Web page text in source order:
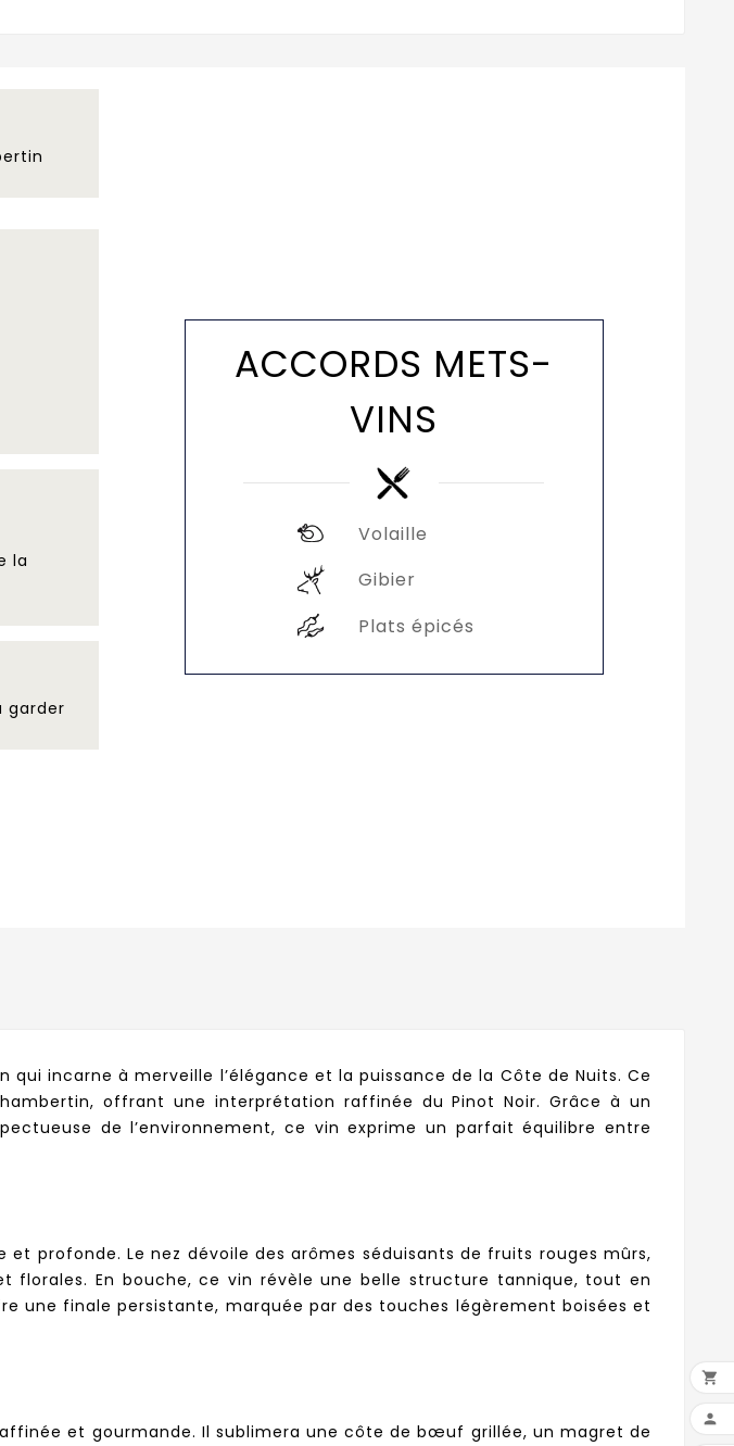
la
garder
ACCORDS METS-
VINS
Volaille
Gibier
Plats épicés
qui incarne à merveille l’élégance et la puissance de la Côte de Nuits. Ce
offrant une interprétation raffinée du Pinot Noir. Grâce à un
de l’environnement, ce vin exprime un parfait équilibre entre
profonde. Le nez dévoile des arômes séduisants de fruits rouges mûrs,
En bouche, ce vin révèle une belle structure tannique, tout en
finale persistante, marquée par des touches légèrement boisées et
et gourmande. Il sublimera une côte de bœuf grillée, un magret de

